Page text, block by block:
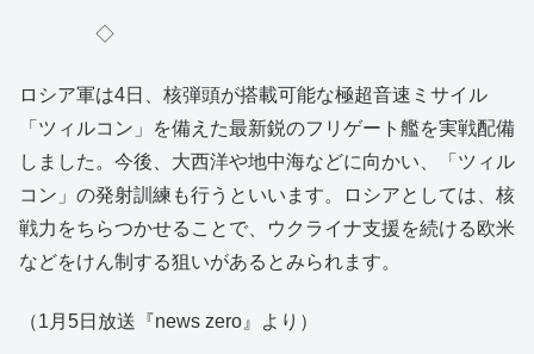
◇
ロシア軍は4日、核弾頭が搭載可能な極超音速ミサイル
「ツィルコン」を備えた最新鋭のフリゲート艦を実戦配備
しました。今後、大西洋や地中海などに向かい、「ツィル
コン」の発射訓練も行うといいます。ロシアとしては、核
戦力をちらつかせることで、ウクライナ支援を続ける欧米
などをけん制する狙いがあるとみられます。
（1月5日放送『news zero』より）